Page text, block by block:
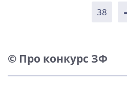
38
© Про конкурс ЗФ